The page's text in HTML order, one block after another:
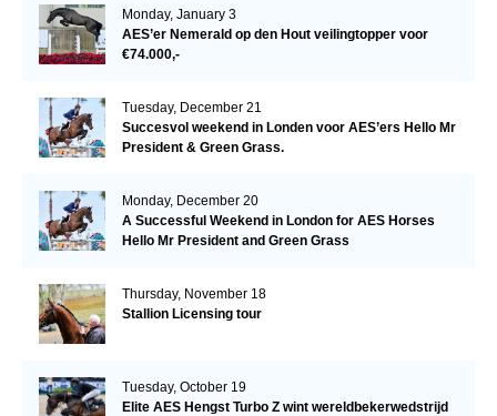
Monday, January 3
AES’er Nemerald op den Hout veilingtopper voor
€74.000,-
Tuesday, December 21
Succesvol weekend in Londen voor AES’ers Hello Mr
President & Green Grass.
Monday, December 20
A Successful Weekend in London for AES Horses
Hello Mr President and Green Grass
Thursday, November 18
Stallion Licensing tour
Tuesday, October 19
Elite AES Hengst Turbo Z wint wereldbekerwedstrijd